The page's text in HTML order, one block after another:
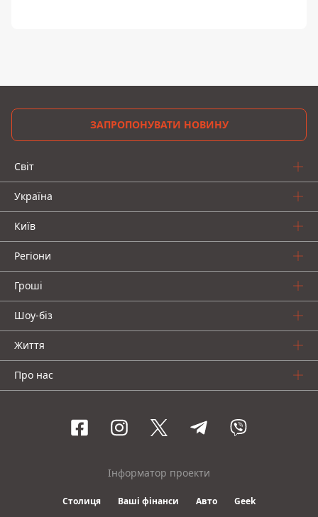
ЗАПРОПОНУВАТИ НОВИНУ
Світ
Україна
Київ
Регіони
Гроші
Шоу-біз
Життя
Про нас
Інформатор проекти
Столиця Ваші фінанси Авто Geek